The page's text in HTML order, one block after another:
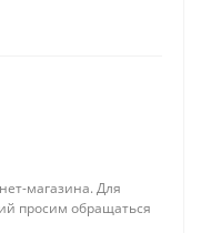
магазина. Для
просим обращаться